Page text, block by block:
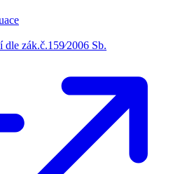
dle zák.č.159⁄2006 Sb.